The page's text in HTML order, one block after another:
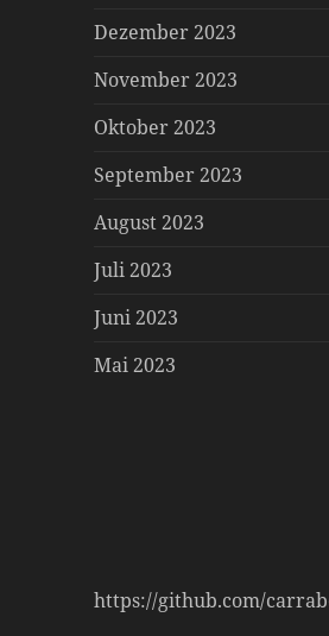
Dezember 2023
November 2023
Oktober 2023
September 2023
August 2023
Juli 2023
Juni 2023
Mai 2023
https://github.com/